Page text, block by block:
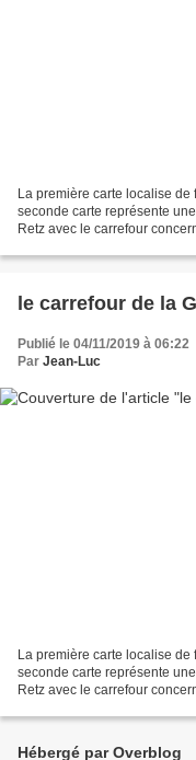
La première carte localise
seconde carte représente
Retz avec le carrefour
le carrefour de la
Publié le 04/11/2019 à 06:22
Par Jean-Luc
La première carte localise de
seconde carte représente
Retz avec le carrefour
Hébergé par Overblog